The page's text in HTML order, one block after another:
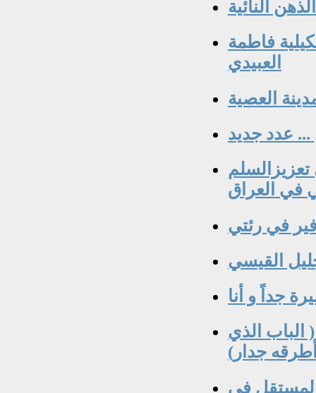
فاطمة
العبيدي
... عدد جديد
في العراق
الباب الذي
جدار)
المستقل في